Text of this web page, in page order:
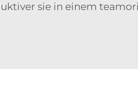
sie in einem